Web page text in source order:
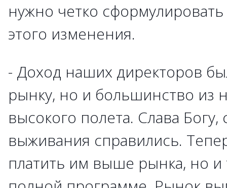
нужно четко
этого изменения.
- Доход наших директоров
рынку, но и большинство из
высокого полета. Слава Богу,
выживания справились.
платить им выше рынка, но и